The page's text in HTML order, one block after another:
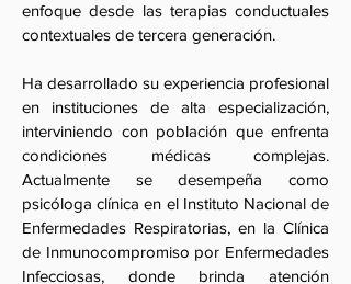
enfoque desde las terapias conductuales
contextuales de tercera generación.
Ha desarrollado su experiencia profesional
en instituciones de alta especialización,
interviniendo con población que enfrenta
condiciones médicas complejas.
Actualmente se desempeña como
psicóloga clínica en el Instituto Nacional de
Enfermedades Respiratorias, en la Clínica
de Inmunocompromiso por Enfermedades
Infecciosas, donde brinda atención